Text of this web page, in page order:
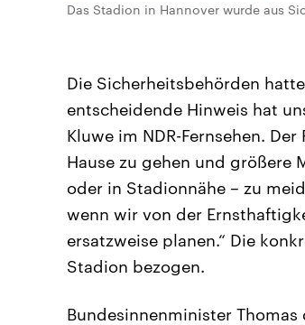
Das Stadion in Hannover wurde aus
Die Sicherheitsbehörden
entscheidende Hinweis hat
Kluwe im NDR-Fernsehen.
Hause zu gehen und größere
oder in Stadionnähe – zu
wenn wir von der
ersatzweise planen.“ Die
Stadion bezogen.
Bundesinnenminister